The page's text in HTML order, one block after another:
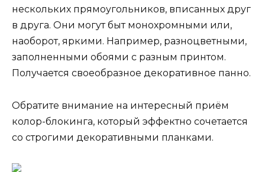
нескольких прямоугольников, вписанных друг
в друга. Они могут быт монохромными или,
наоборот, яркими. Например, разноцветными,
заполненными обоями с разным принтом.
Получается своеобразное декоративное панно.
Обратите внимание на интересный приём
колор-блокинга, который эффектно сочетается
со строгими декоративными планками.